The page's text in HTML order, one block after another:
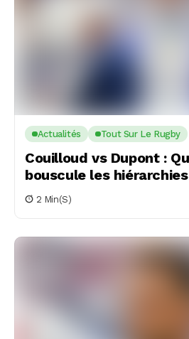
Actualités Tout Sur Le Rugby
Couilloud vs Dupont :
bouscule les hiérarchies
2 Min(s)